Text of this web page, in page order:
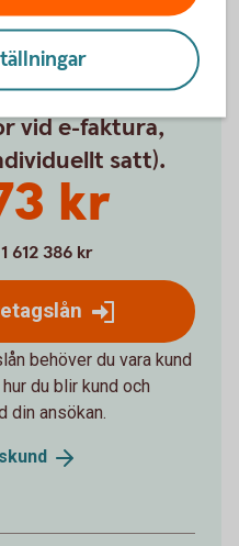
på 4,71 %
950 kronor och
vid e-faktura,
satt).
kr
1 612 386 kr
behöver du vara kund
du blir kund och
din ansökan.